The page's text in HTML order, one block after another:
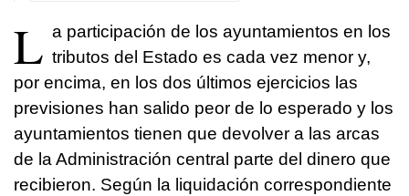
L a participación de los ayuntamientos en los
tributos del Estado es cada vez menor y,
por encima, en los dos últimos ejercicios las
previsiones han salido peor de lo esperado y los
ayuntamientos tienen que devolver a las arcas
de la Administración central parte del dinero que
recibieron. Según la liquidación correspondiente